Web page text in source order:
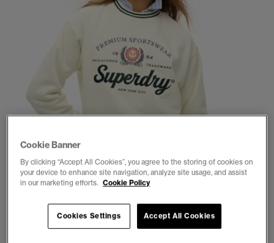
1 2 4 5
Cookie Banner
By clicking “Accept All Cookies”, you agree to the storing of cookies on
your device to enhance site navigation, analyze site usage, and assist
in our marketing efforts. Cookie Policy
Cookies Settings Accept All Cookies